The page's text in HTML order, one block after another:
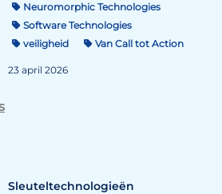
Neuromorphic Technologies
Software Technologies
veiligheid
Van Call tot Action
23 april 2026
Sleuteltechnologieën